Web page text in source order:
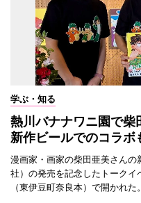
学ぶ・知る
熱川バナナワニ園で
新作ビールでのコラボ
漫画家・画家の柴田亜美さん
社）の発売を記念したトーク
（東伊豆町奈良本）で開かれた。